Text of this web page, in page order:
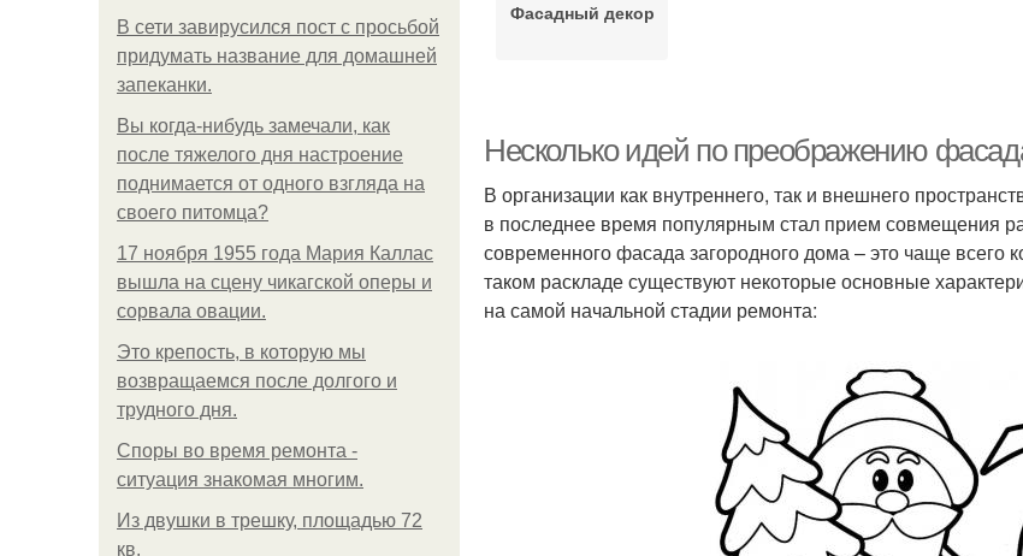
В сети завирусился пост с просьбой
придумать название для домашней
запеканки.
Вы когда-нибудь замечали, как
после тяжелого дня настроение
поднимается от одного взгляда на
своего питомца?
17 ноября 1955 года Мария Каллас
вышла на сцену чикагской оперы и
сорвала овации.
Это крепость, в которую мы
возвращаемся после долгого и
трудного дня.
Споры во время ремонта -
ситуация знакомая многим.
Из двушки в трешку, площадью 72
кв.
Фасадный декор
Несколько идей по преображению
В организации как внутреннего, так и внешнего
в последнее время популярным стал прием совмещения
современного фасада загородного дома – это чаще
таком раскладе существуют некоторые основные
на самой начальной стадии ремонта: